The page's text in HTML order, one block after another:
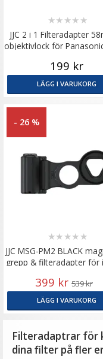
JJC 2 i 1 Filteradapter
objektivlock för
★★ ★★ ★
199 kr
LÄGG I VARUKORG
- 26 %
JJC MSG-PM2 BLACK
grepp & filteradapter för
★★ ★★ ★
399 kr 539 kr
LÄGG I VARUKORG
Filteradaptrar för
dina filter på fler